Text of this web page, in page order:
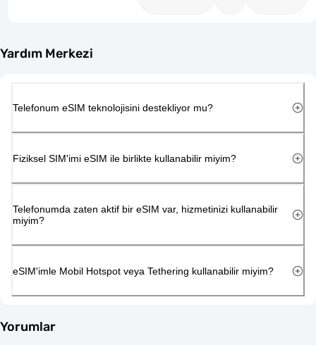
Yardım Merkezi
Telefonum eSIM teknolojisini destekliyor mu?
Fiziksel SIM'imi eSIM ile birlikte kullanabilir miyim?
Telefonumda zaten aktif bir eSIM var, hizmetinizi kullanabilir
miyim?
eSIM'imle Mobil Hotspot veya Tethering kullanabilir miyim?
Yorumlar